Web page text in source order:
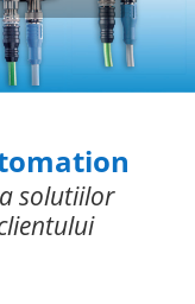
solutiilor